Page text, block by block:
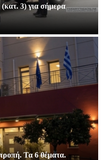
3) για σήμερα
Τα 6 θέματα.